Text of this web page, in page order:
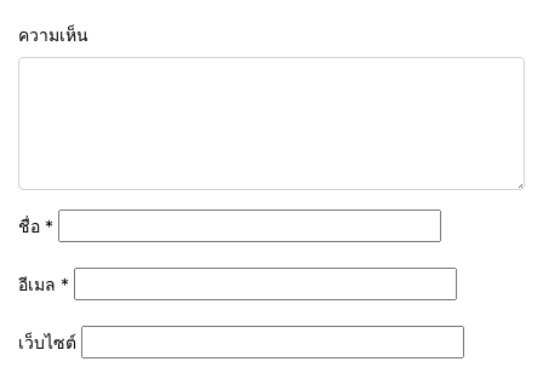
ความเห็น
ชื่อ *
อีเมล *
เว็บไซต์